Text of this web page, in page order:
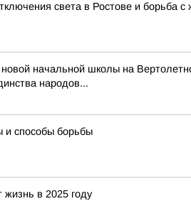
света в Ростове и борьба
начальной школы на
народов...
и способы борьбы
в 2025 году